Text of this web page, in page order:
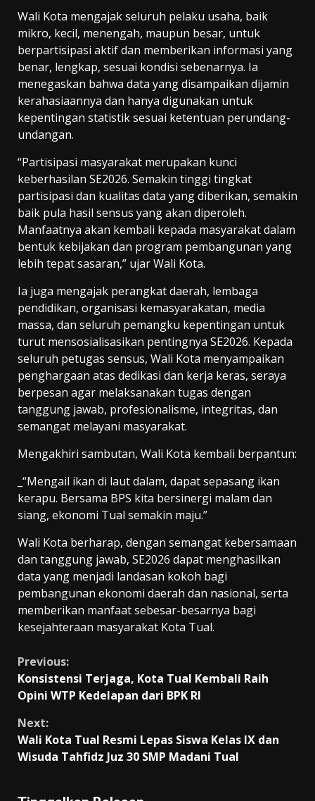
Wali Kota mengajak seluruh pelaku usaha, baik
mikro, kecil, menengah, maupun besar, untuk
berpartisipasi aktif dan memberikan informasi yang
benar, lengkap, sesuai kondisi sebenarnya. Ia
menegaskan bahwa data yang disampaikan dijamin
kerahasiaannya dan hanya digunakan untuk
kepentingan statistik sesuai ketentuan perundang-
undangan.
“Partisipasi masyarakat merupakan kunci
keberhasilan SE2026. Semakin tinggi tingkat
partisipasi dan kualitas data yang diberikan, semakin
baik pula hasil sensus yang akan diperoleh.
Manfaatnya akan kembali kepada masyarakat dalam
bentuk kebijakan dan program pembangunan yang
lebih tepat sasaran,” ujar Wali Kota.
Ia juga mengajak perangkat daerah, lembaga
pendidikan, organisasi kemasyarakatan, media
massa, dan seluruh pemangku kepentingan untuk
turut mensosialisasikan pentingnya SE2026. Kepada
seluruh petugas sensus, Wali Kota menyampaikan
penghargaan atas dedikasi dan kerja keras, seraya
berpesan agar melaksanakan tugas dengan
tanggung jawab, profesionalisme, integritas, dan
semangat melayani masyarakat.
Mengakhiri sambutan, Wali Kota kembali berpantun:
_“Mengail ikan di laut dalam, dapat sepasang ikan
kerapu. Bersama BPS kita bersinergi malam dan
siang, ekonomi Tual semakin maju.”
Wali Kota berharap, dengan semangat kebersamaan
dan tanggung jawab, SE2026 dapat menghasilkan
data yang menjadi landasan kokoh bagi
pembangunan ekonomi daerah dan nasional, serta
memberikan manfaat sebesar-besarnya bagi
kesejahteraan masyarakat Kota Tual.
Continue
Reading
Previous:
Konsistensi Terjaga, Kota Tual Kembali Raih
Opini WTP Kedelapan dari BPK RI
Next:
Wali Kota Tual Resmi Lepas Siswa Kelas IX dan
Wisuda Tahfidz Juz 30 SMP Madani Tual